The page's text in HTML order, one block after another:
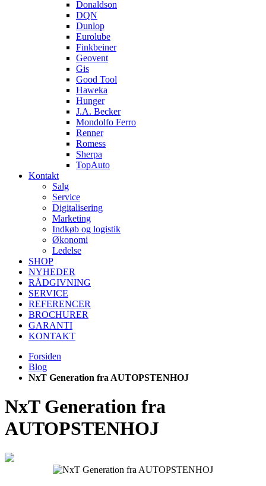
Donaldson
DQN
Dunlop
Eurolube
Finkbeiner
Geovent
Gis
Good Tool
Haweka
Hunger
J.A. Becker
Mondolfo Ferro
Renner
Romess
Sherpa
TopAuto
Kontakt
Salg
Service
Digitalisering
Marketing
Indkøb og logistik
Økonomi
Ledelse
SHOP
NYHEDER
RÅDGIVNING
SERVICE
REFERENCER
BROCHURER
GARANTI
KONTAKT
Forsiden
Blog
NxT Generation fra AUTOPSTENHOJ
NxT Generation fra
AUTOPSTENHOJ